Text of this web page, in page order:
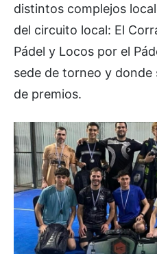
distintos complejos
del circuito local: El
Pádel y Locos por el
sede de torneo y
de premios.